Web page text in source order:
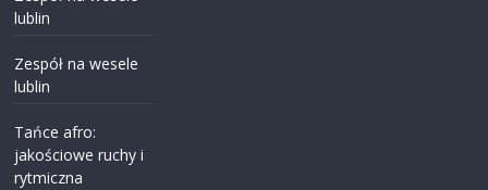
lublin
Zespół na wesele
lublin
Tańce afro:
jakościowe ruchy i
rytmiczna